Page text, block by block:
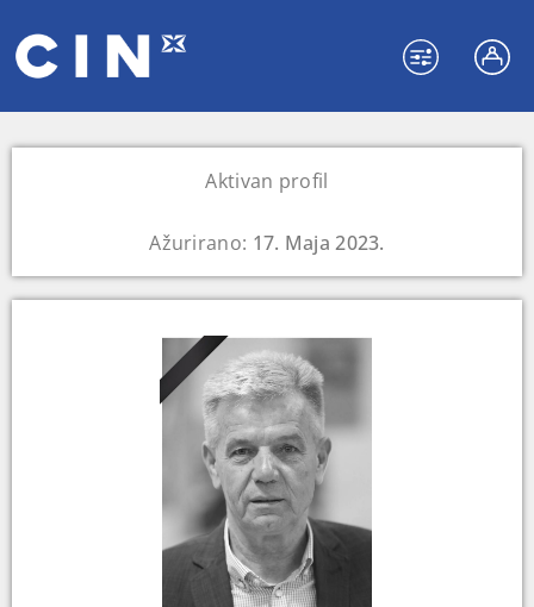
Aktivan profil
Ažurirano: 17. Maja 2023.